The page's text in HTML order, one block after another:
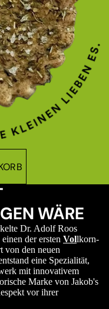
WÄRE
Dr. Adolf Roos
der ersten Vollkorn-
von den neuen
eine Spezialität,
mit innovativem
Marke von Jakob's
vor ihrer